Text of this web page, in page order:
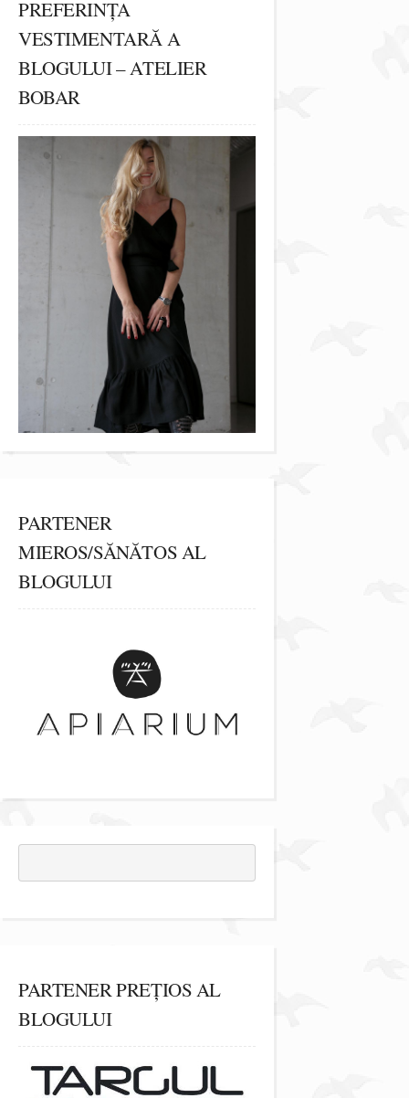
PREFERINȚA
VESTIMENTARĂ A
BLOGULUI – ATELIER
BOBAR
PARTENER
MIEROS/SĂNĂTOS AL
BLOGULUI
PARTENER PREȚIOS AL
BLOGULUI